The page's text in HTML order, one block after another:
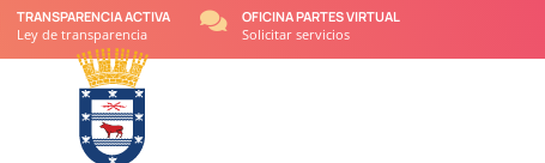
TRANSPARENCIA ACTIVA
Ley de transparencia

OFICINA PARTES VIRTUAL
Solicitar servicios